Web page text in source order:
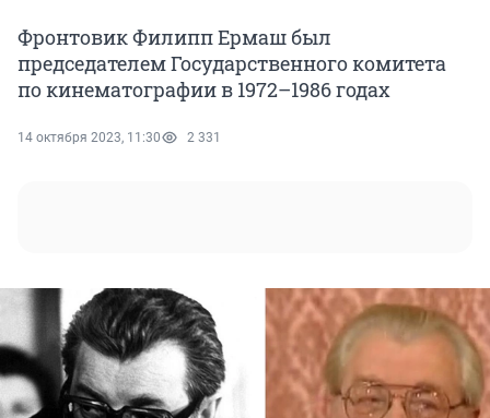
Фронтовик Филипп Ермаш был
председателем Государственного комитета
по кинематографии в 1972–1986 годах
14 октября 2023, 11:30 2 331